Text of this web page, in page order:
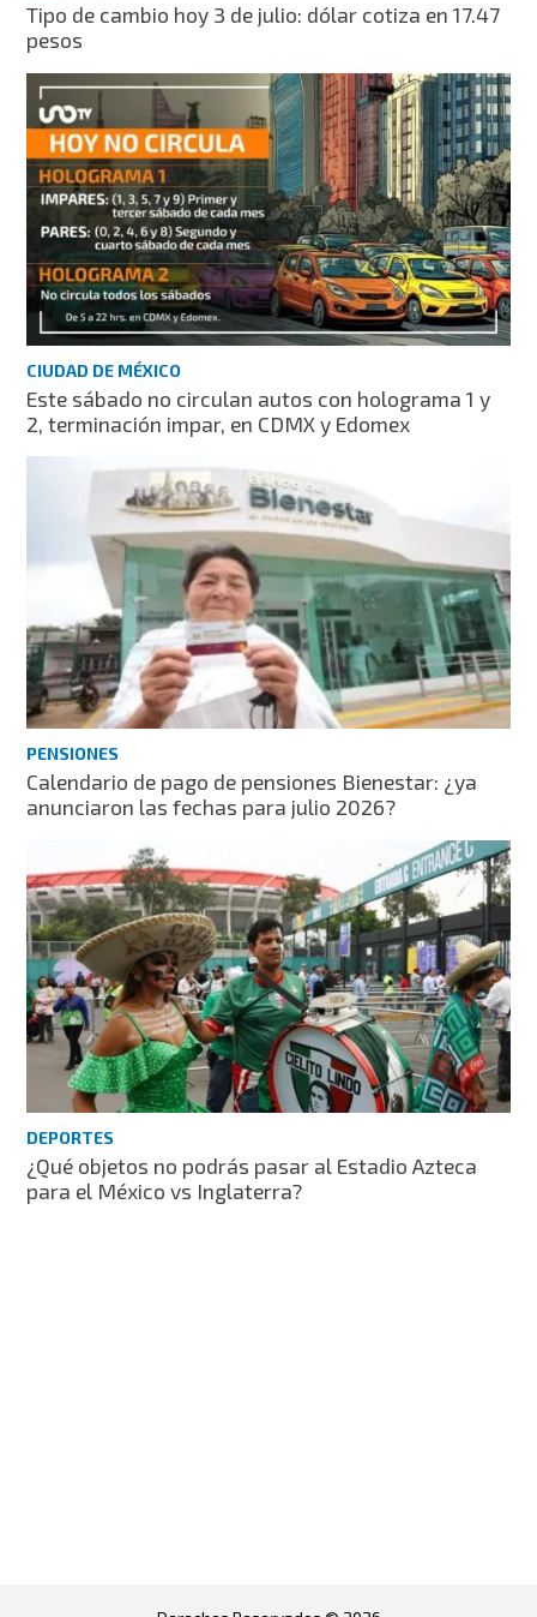
Tipo de cambio hoy 3 de julio: dólar cotiza en 17.47
pesos
CIUDAD DE MÉXICO
Este sábado no circulan autos con holograma 1 y
2, terminación impar, en CDMX y Edomex
PENSIONES
Calendario de pago de pensiones Bienestar: ¿ya
anunciaron las fechas para julio 2026?
DEPORTES
¿Qué objetos no podrás pasar al Estadio Azteca
para el México vs Inglaterra?